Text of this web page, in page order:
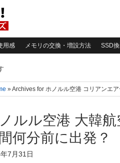
用感 メモリの交換・増設方法 SSD
» Archives for ホノルル空港 コリアンエ
ルル空港 大韓
何分前に出発？
7月31日